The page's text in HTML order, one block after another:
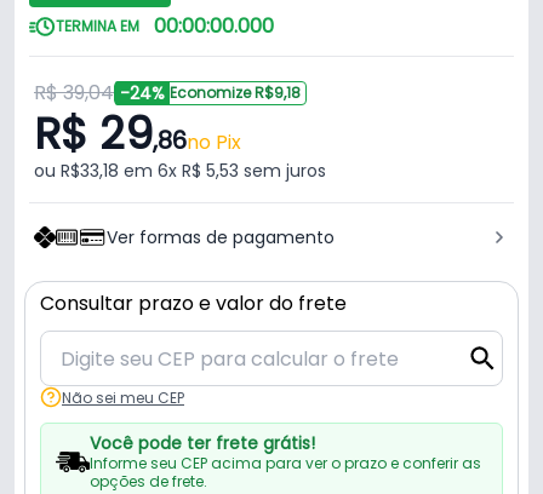
TERMINA EM 00:00:00.000
R$ 39,04 -24% Economize R$9,18
R$ 29,86no Pix
ou R$33,18 em 6x R$ 5,53 sem juros
Ver formas de pagamento
Consultar prazo e valor do frete
Não sei meu CEP
Você pode ter frete grátis!
Informe seu CEP acima para ver o prazo e conferir as
opções de frete.